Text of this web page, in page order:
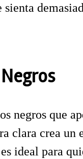
negros que
clara crea
ideal para